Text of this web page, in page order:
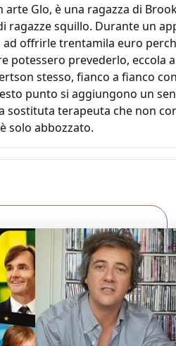
arte Glo, è una ragazza di
ragazze squillo. Durante un
offrirle trentamila euro
potessero prevederlo,
stesso, fianco a fianco
punto si aggiungono un
sostituta terapeuta che non
solo abbozzato.